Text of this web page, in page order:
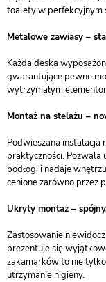
toalety w perfekcyjnym
Metalowe zawiasy –
Każda deska
gwarantujące pewne
wytrzymałym
Montaż na stelażu –
Podwieszana instalacja
praktyczności. Pozwala
podłogi i nadaje
cenione zarówno przez
Ukryty montaż –
Zastosowanie
prezentuje się
zakamarków to nie
utrzymanie higieny.